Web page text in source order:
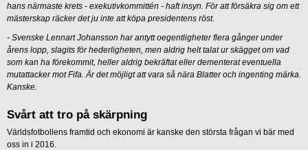
hans närmaste krets - exekutivkommittén - haft insyn. För att försäkra sig om ett
mästerskap räcker det ju inte att köpa presidentens röst.
- Svenske Lennart Johansson har antytt oegentligheter flera gånger under
årens lopp, slagits för hederligheten, men aldrig helt talat ur skägget om vad
som kan ha förekommit, heller aldrig bekräftat eller dementerat eventuella
mutattacker mot Fifa. Är det möjligt att vara så nära Blatter och ingenting märka.
Kanske.
Svårt att tro på skärpning
Världsfotbollens framtid och ekonomi är kanske den största frågan vi bär med
oss in i 2016.